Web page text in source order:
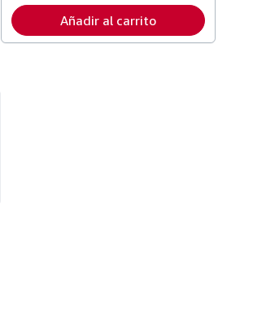
envío
Añadir al carrito